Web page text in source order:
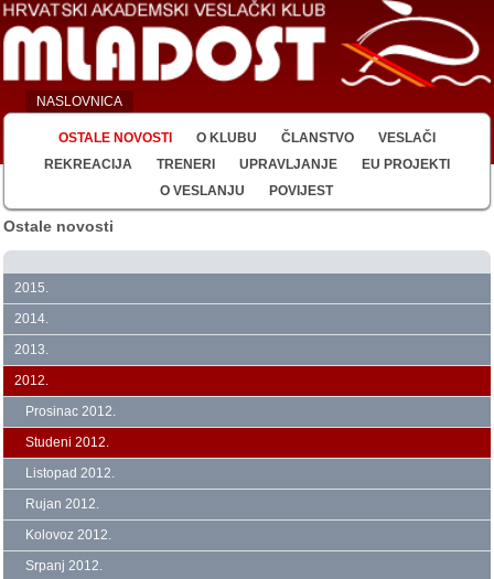
NASLOVNICA
OSTALE NOVOSTI O KLUBU ČLANSTVO
VESLAČI
REKREACIJA
TRENERI UPRAVLJANJE
EU PROJEKTI
O VESLANJU
POVIJEST
Ostale novosti
2015.
2014.
2013.
2012.
Prosinac 2012.
Studeni 2012.
Listopad 2012.
Rujan 2012.
Kolovoz 2012.
Srpanj 2012.